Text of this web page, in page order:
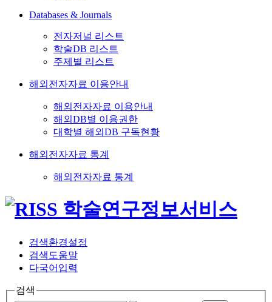
Databases & Journals
전자저널 리스트
학술DB 리스트
주제별 리스트
해외전자자료 이용안내
해외전자자료 이용안내
해외DB별 이용권한
대학별 해외DB 구독현황
해외전자자료 통계
해외전자자료 통계
검색환경설정
검색도움말
다국어입력
검색